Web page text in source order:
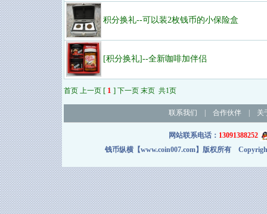
积分换礼--可以装2枚钱币的小保险盒
[积分换礼]--全新咖啡加伴侣
首页 上一页 [ 1 ] 下一页 末页 共1页
联系我们 合作伙伴| 关
网站联系电话： 13091388252
钱币纵横【www.coin007.com】版权所有